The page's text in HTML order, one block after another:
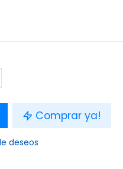
Comprar ya!
deseos